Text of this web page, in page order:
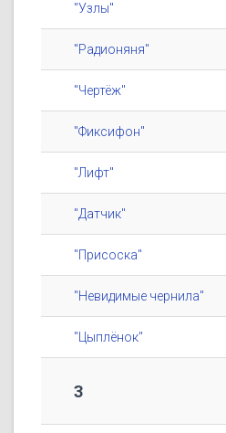
"Узлы"
"Радионяня"
"Чертёж"
"Фиксифон"
"Лифт"
"Датчик"
"Присоска"
"Невидимые чернила"
"Цыплёнок"
3